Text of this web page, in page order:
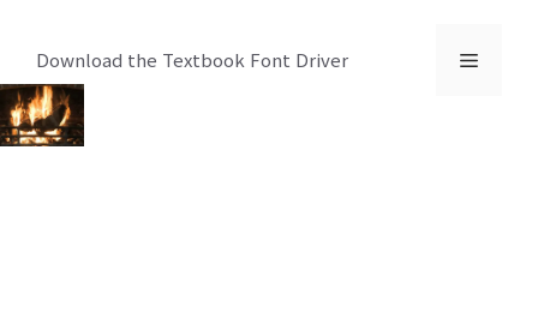
츠
로
Download the Textbook Font Driver 메